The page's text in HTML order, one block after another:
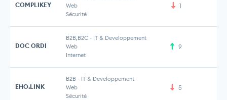
COMPLIKEY
Web
Sécurité
1
DOC ORDI
B2B,B2C - IT & Developpement
Web
Internet
9
EHO.LINK
B2B - IT & Developpement
Web
Sécurité
5